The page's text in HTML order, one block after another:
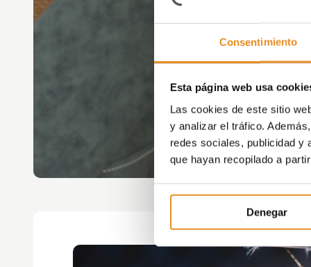
Consentimiento
Esta página web usa
Las cookies de este sitio
y analizar el tráfico.
redes sociales, publicidad y
que hayan recopilado a
Denegar